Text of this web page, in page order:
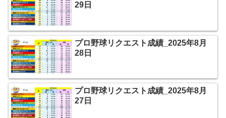
29日
プロ野球リクエスト成績_2025年8月
28日
プロ野球リクエスト成績_2025年8月
27日